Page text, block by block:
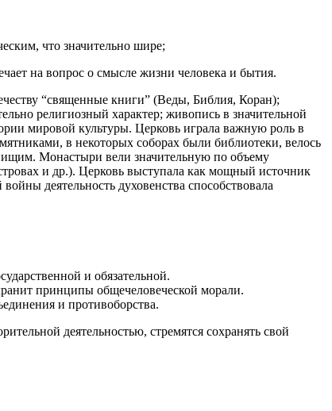
что значительно шире;
на вопрос о смысле жизни человека и бытия.
“священные книги” (Веды, Библия, Коран);
религиозный характер; живопись в значительной
мировой культуры. Церковь играла важную роль в
в некоторых соборах были библиотеки, велось
Монастыри вели значительную по объему
и др.). Церковь выступала как мощный источник
деятельность духовенства способствовала
и обязательной.
принципы общечеловеческой морали.
и противоборства.
деятельностью, стремятся сохранять свой